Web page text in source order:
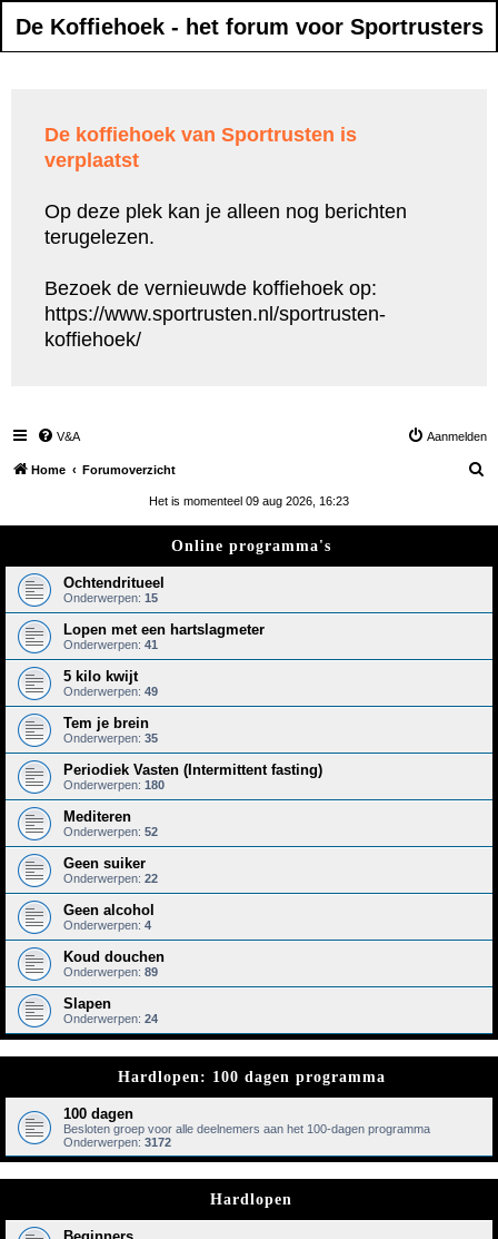
De Koffiehoek - het forum voor Sportrusters
De koffiehoek van Sportrusten is
verplaatst
Op deze plek kan je alleen nog berichten
terugelezen.
Bezoek de vernieuwde koffiehoek op:
https://www.sportrusten.nl/sportrusten-
koffiehoek/
V&A Aanmelden
Home Forumoverzicht
Het is momenteel 09 aug 2026, 16:23
Online programma's
Ochtendritueel
Onderwerpen: 15
Lopen met een hartslagmeter
Onderwerpen: 41
5 kilo kwijt
Onderwerpen: 49
Tem je brein
Onderwerpen: 35
Periodiek Vasten (Intermittent fasting)
Onderwerpen: 180
Mediteren
Onderwerpen: 52
Geen suiker
Onderwerpen: 22
Geen alcohol
Onderwerpen: 4
Koud douchen
Onderwerpen: 89
Slapen
Onderwerpen: 24
Hardlopen: 100 dagen programma
100 dagen
Besloten groep voor alle deelnemers aan het 100-dagen programma
Onderwerpen: 3172
Hardlopen